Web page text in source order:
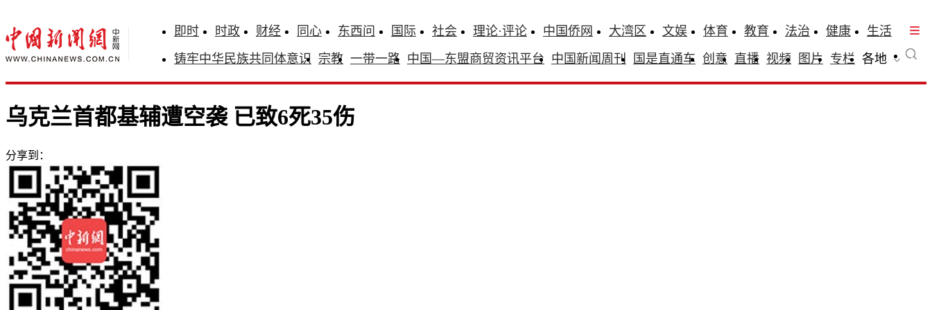
即时 时政 财经 同心 东西问 国际 社会 理论·评论 中国侨网 大湾区 文娱 体育 教育 法治 健康
生活
铸牢中华民族共同体意识 宗教 一带一路 中国—东盟商贸资讯平台 中国新闻周刊 国是直通车 创意 直播 视频 图片 专栏 各地
乌克兰首都基辅遭空袭 已致6死35伤
分享到：